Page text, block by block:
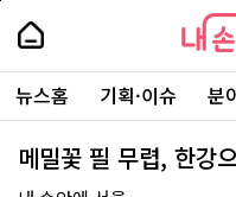
본
로
가
내
손
안
에
서
울
-
서
울
내
손
에
울
주
요
서
뉴스홈 기획·이슈 분
메밀꽃 필 무렵, 한강
페
상
단
로